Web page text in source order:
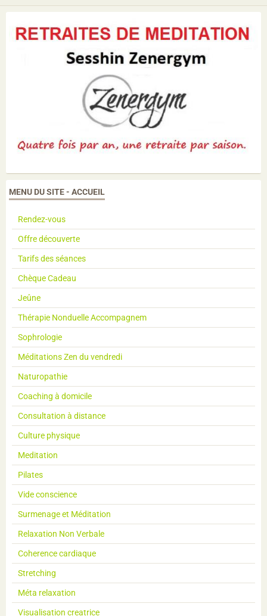
MENU DU SITE - ACCUEIL
Rendez-vous
Offre découverte
Tarifs des séances
Chèque Cadeau
Jeûne
Thérapie Nonduelle Accompagnem
Sophrologie
Méditations Zen du vendredi
Naturopathie
Coaching à domicile
Consultation à distance
Culture physique
Meditation
Pilates
Vide conscience
Surmenage et Méditation
Relaxation Non Verbale
Coherence cardiaque
Stretching
Méta relaxation
Visualisation creatrice